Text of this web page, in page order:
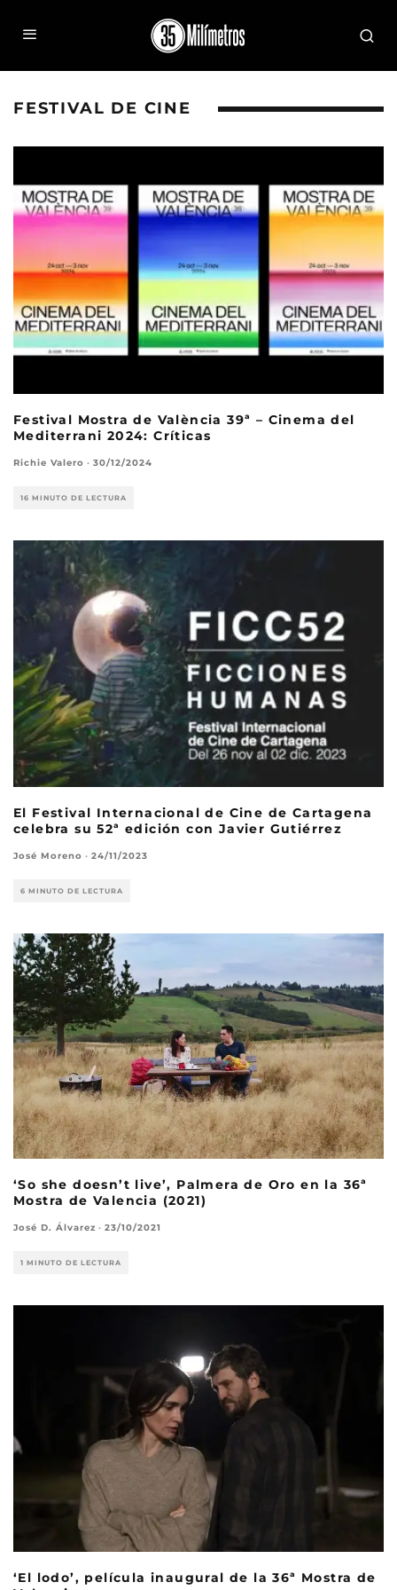
FESTIVAL DE CINE
Festival Mostra de València 39ª – Cinema del
Mediterrani 2024: Críticas
Richie Valero · 30/12/2024
16 MINUTO DE LECTURA
El Festival Internacional de Cine de Cartagena
celebra su 52ª edición con Javier Gutiérrez
José Moreno · 24/11/2023
6 MINUTO DE LECTURA
‘So she doesn’t live’, Palmera de Oro en la 36ª
Mostra de Valencia (2021)
José D. Álvarez · 23/10/2021
1 MINUTO DE LECTURA
‘El lodo’, película inaugural de la 36ª Mostra de